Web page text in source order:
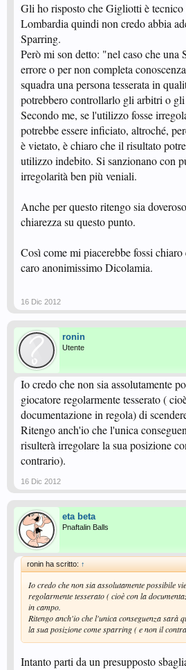
Gli ho risposto che Gigliotti è
Lombardia quindi non credo abbia
Sparring.
Però mi son detto: "nel caso che una
errore o per non completa
squadra una persona tesserata in
potrebbero controllarlo gli arbitri o
Secondo me, se l'utilizzo fosse
potrebbe essere inficiato, altroché,
è vietato, è chiaro che il risultato
utilizzo indebito. Si sanzionano con
irregolarità ben più veniali.
Anche per questo ritengo sia
chiarezza su questo punto.
Così come mi piacerebbe fossi chiaro
caro anonimissimo Dicolamia.
16 Dic 2012
ronin
Utente
Io credo che non sia assolutamente
giocatore regolarmente tesserato (
documentazione in regola) di
Ritengo anch'io che l'unica
risulterà irregolare la sua posizione
contrario).
16 Dic 2012
eta beta
Pnaftalin Balls
ronin ha scritto: ↑
Io credo che non sia assolutamente possibile
regolarmente tesserato ( cioè con la
in campo.
Ritengo anch'io che l'unica conseguenza sarà
la sua posizione come sparring ( e non il
Intanto parti da un presupposto